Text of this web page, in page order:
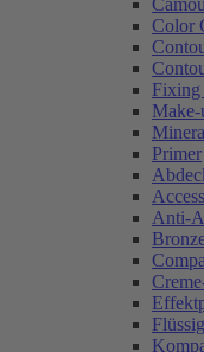
Color
Fixing
Primer
Anti-